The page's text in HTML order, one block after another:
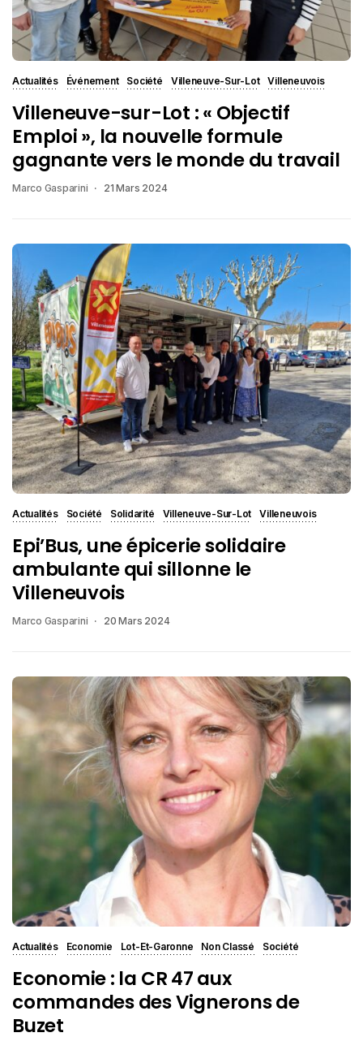
Actualités Événement Société Villeneuve-Sur-Lot Villeneuvois
Villeneuve-sur-Lot : « Objectif
Emploi », la nouvelle formule
gagnante vers le monde du travail
Marco Gasparini 21 Mars 2024
Actualités Société Solidarité Villeneuve-Sur-Lot Villeneuvois
Epi’Bus, une épicerie solidaire
ambulante qui sillonne le
Villeneuvois
Marco Gasparini 20 Mars 2024
Actualités Economie Lot-Et-Garonne Non Classé Société
Economie : la CR 47 aux
commandes des Vignerons de
Buzet